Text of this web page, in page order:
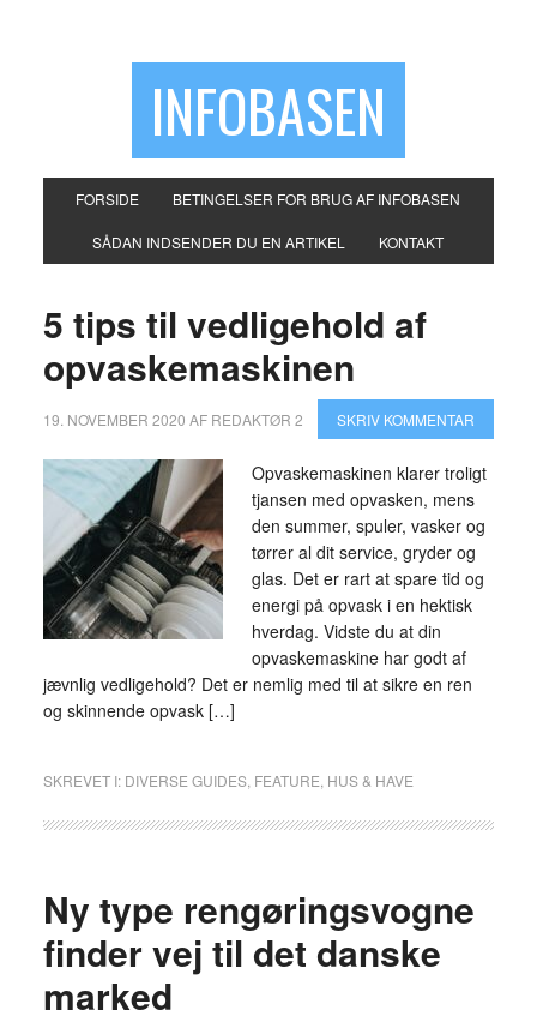
INFOBASEN
FORSIDE BETINGELSER FOR BRUG AF INFOBASEN
SÅDAN INDSENDER DU EN ARTIKEL KONTAKT
5 tips til vedligehold af
opvaskemaskinen
19. NOVEMBER 2020 AF REDAKTØR 2 SKRIV KOMMENTAR
Opvaskemaskinen klarer troligt
tjansen med opvasken, mens
den summer, spuler, vasker og
tørrer al dit service, gryder og
glas. Det er rart at spare tid og
energi på opvask i en hektisk
hverdag. Vidste du at din
opvaskemaskine har godt af
jævnlig vedligehold? Det er nemlig med til at sikre en ren
og skinnende opvask […]
SKREVET I: DIVERSE GUIDES, FEATURE HUS & HAVE
Ny type rengøringsvogne
finder vej til det danske
marked